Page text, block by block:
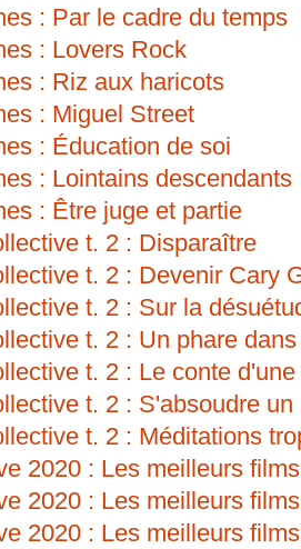
: Par le cadre du temps
: Lovers Rock
: Riz aux haricots
: Miguel Street
: Éducation de soi
: Lointains descendants
: Être juge et partie
t. 2 : Disparaître
t. 2 : Devenir Cary
t. 2 : Sur la
t. 2 : Un phare
t. 2 : Le conte
t. 2 : S'absoudre un
t. 2 : Méditations
2020 : Les meilleurs
2020 : Les meilleurs
2020 : Les meilleurs